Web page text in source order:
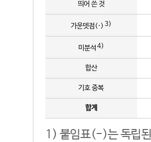
띄어 쓴 것
가운뎃점(·) 3)
미분석 4)
합산
기호 중복
합계
1) 붙임표(-)는 독립된